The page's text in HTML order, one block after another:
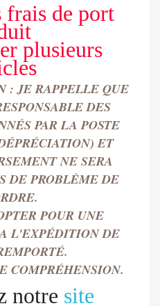
frais de port
plusieurs
: JE RAPPELLE QUE
DES
ÉS PAR LA POSTE
ET
NE SERA
DE PROBLÈME DE
POUR UNE
L'EXPÉDITION DE
É.
COMPRÉHENSION.
notre site